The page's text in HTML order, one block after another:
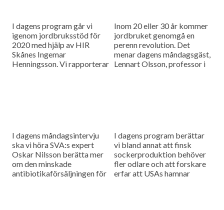
I dagens program går vi
igenom jordbruksstöd för
2020 med hjälp av HIR
Skånes Ingemar
Henningsson. Vi rapporterar
Inom 20 eller 30 år kommer
jordbruket genomgå en
perenn revolution. Det
menar dagens måndagsgäst,
Lennart Olsson, professor i
I dagens måndagsintervju
ska vi höra SVA:s expert
Oskar Nilsson berätta mer
om den minskade
antibiotikaförsäljningen för
I dagens program berättar
vi bland annat att finsk
sockerproduktion behöver
fler odlare och att forskare
erfar att USAs hamnar